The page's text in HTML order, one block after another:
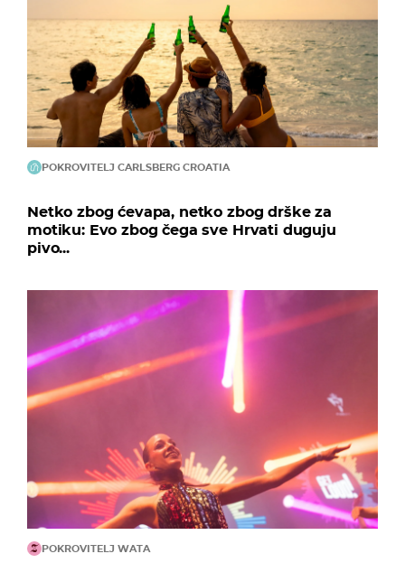
POKROVITELJ CARLSBERG CROATIA
Netko zbog ćevapa, netko zbog drške za
motiku: Evo zbog čega sve Hrvati duguju
pivo...
POKROVITELJ WATA